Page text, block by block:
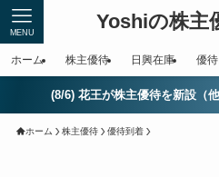
Yoshiの株主
MENU
ホーム 株主優待 日興在庫 優
(8/6) 花王が株主優待を新設（他
ホーム 株主優待 優待到着